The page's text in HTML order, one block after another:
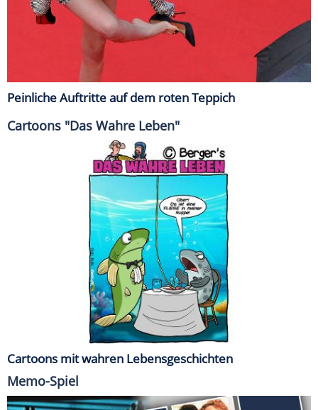
Peinliche Auftritte auf dem roten Teppich
Cartoons "Das Wahre Leben"
Cartoons mit wahren Lebensgeschichten
Memo-Spiel